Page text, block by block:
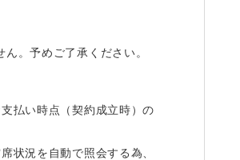
。予めご了承ください。
払い時点（契約成立時）の
状況を自動で照会する為、